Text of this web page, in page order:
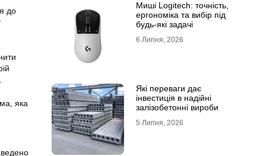
до
яка
Миші Logitech: точність,
ергономіка та вибір під
будь-які задачі
6 Липня, 2026
Які переваги дає
інвестиція в надійні
залізобетонні вироби
5 Липня, 2026